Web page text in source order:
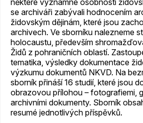
některé významné osobnosti
se archiváři zabývali hodnocením
židovským dějinám, které jsou
archivech. Ve sborníku nalezneme
holocaustu, především
Židů z pohraničních oblastí.
tematika, výsledky dokumentace
výzkumu dokumentů NKVD. Na
sborník přináší 16 studií, které jsou
obrazovou přílohou – fotografiemi,
archivními dokumenty. Sborník
resumé jednotlivých příspěvků.